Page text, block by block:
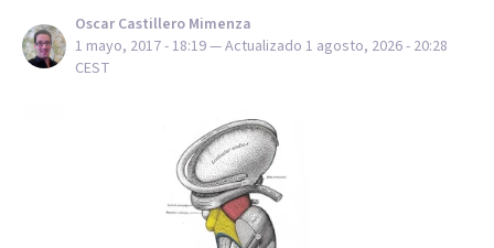
Oscar Castillero Mimenza
1 mayo, 2017 - 18:19— Actualizado 1 agosto, 2026 - 20:28
CEST